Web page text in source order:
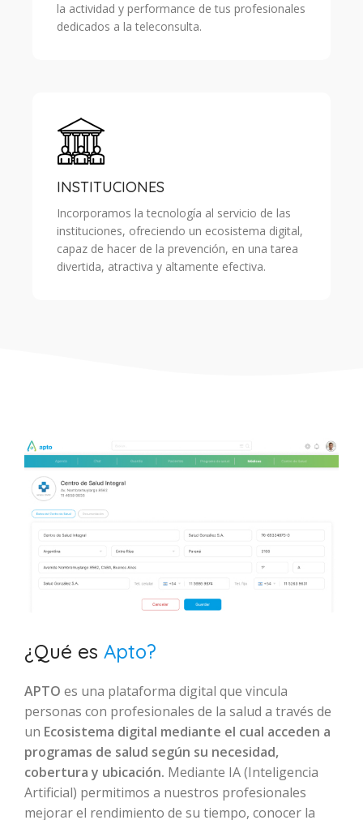
la actividad y performance de tus profesionales
dedicados a la teleconsulta.
INSTITUCIONES
Incorporamos la tecnología al servicio de las
instituciones, ofreciendo un ecosistema digital,
capaz de hacer de la prevención, en una tarea
divertida, atractiva y altamente efectiva.
¿Qué es Apto?
APTO es una plataforma digital que vincula
personas con profesionales de la salud a través de
un Ecosistema digital mediante el cual acceden a
programas de salud según su necesidad,
cobertura y ubicación. Mediante IA (Inteligencia
Artificial) permitimos a nuestros profesionales
mejorar el rendimiento de su tiempo, conocer la